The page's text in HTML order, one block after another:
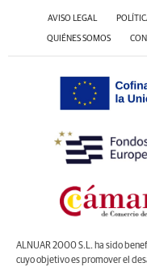
AVISO LEGAL
QUIÉNES SOMOS
ALNUAR 2000 S.L. ha sido
cuyo objetivo es promover el